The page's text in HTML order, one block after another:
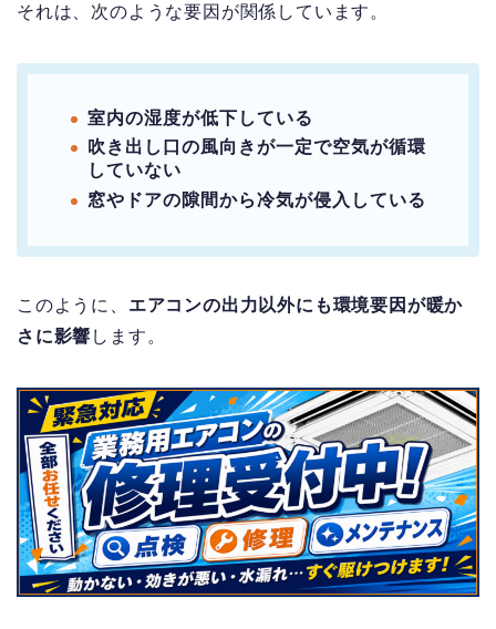
それは、次のような要因が関係しています。
室内の湿度が低下している
吹き出し口の風向きが一定で空気が循環
していない
窓やドアの隙間から冷気が侵入している
このように、 エアコンの出力以外にも環境要因が暖か
さに影響 します。